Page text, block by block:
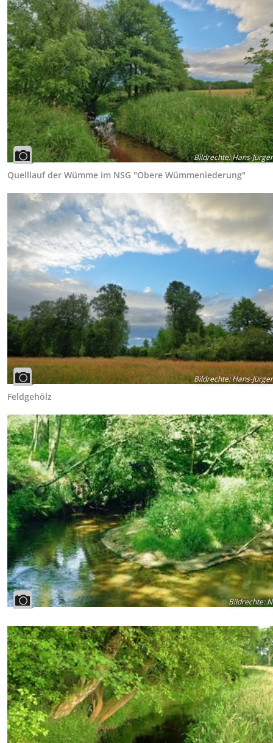
Bildrechte:Hans-
Quelllauf der Wümme im NSG "Obere Wümmeniederung"
Bildrechte:Hans-
Feldgehölz
Bildrechte: